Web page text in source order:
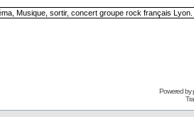
Powered by